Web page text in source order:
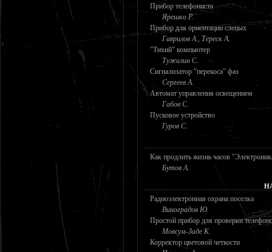
Прибор телефониста
Ярешко Р.
Прибор для ориентации слепых
Гаврилов А., Тереск А.
"Тихий" компьютер
Тужилин С.
Сигнализатор "перекоса" фаз
Сергеев А.
Автомат управления освещением
Габов С.
Пусковое устройство
Гуров С.
Как продлить жизнь часов
Бутов А.
Радиоэлектронная охрана поселка
Виноградов Ю.
Простой прибор для проверки
Мовсум-Заде К.
Корректор цветовой четкости